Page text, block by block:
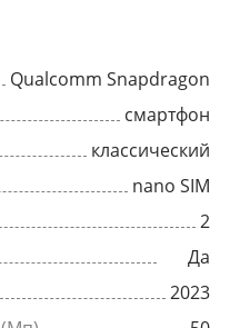
Qualcomm Snapdragon
смартфон
классический
nano SIM
2
Да
2023